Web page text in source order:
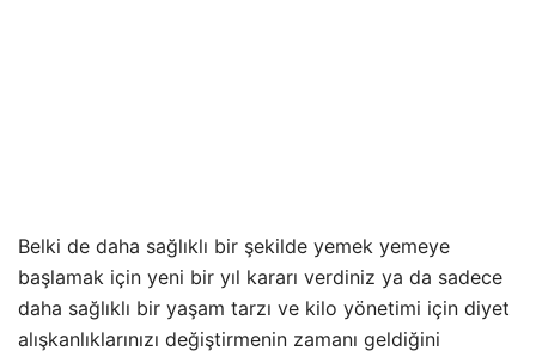
Belki de daha sağlıklı bir şekilde yemek yemeye
başlamak için yeni bir yıl kararı verdiniz ya da sadece
daha sağlıklı bir yaşam tarzı ve kilo yönetimi için diyet
alışkanlıklarınızı değiştirmenin zamanı geldiğini